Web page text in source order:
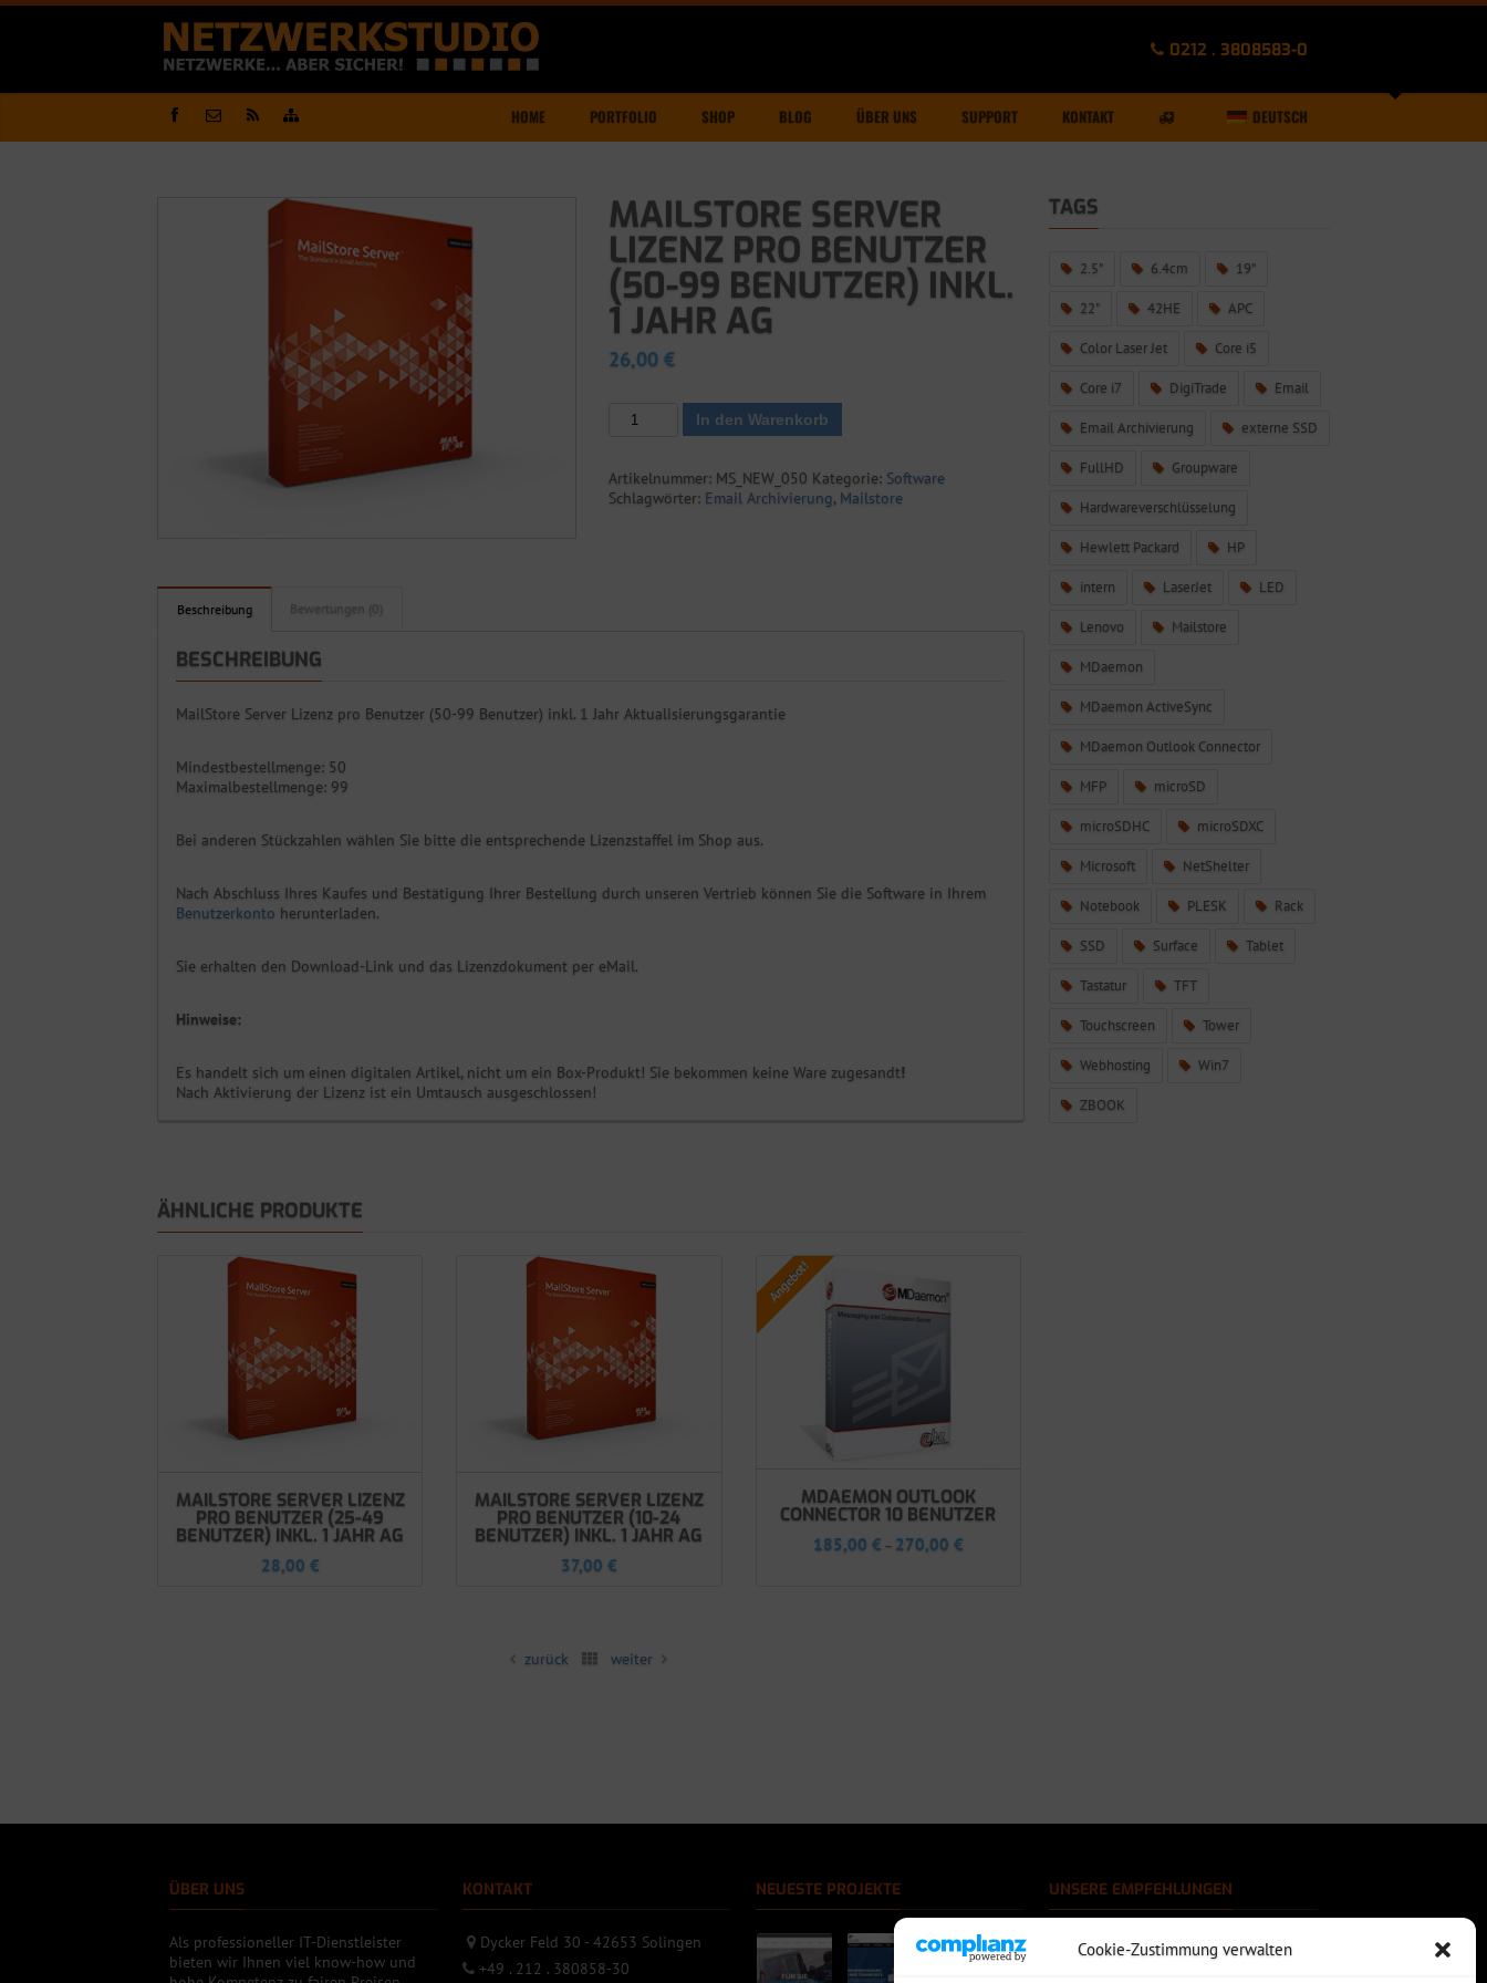
Cookie-Zustimmung verwalten
0212 . 3808583-0
HOME PORTFOLIO SHOP BLOG ÜBER UNS SUPPORT KONTAKT DEUTSCH
MAILSTORE SERVER
LIZENZ PRO BENUTZER
(50-99 BENUTZER) INKL.
1 JAHR AG
26,00 €
MailStore
Server
pro
Benutzer
In den Warenkorb
Artikelnummer: MS_NEW_050 Kategorie: Software
Schlagwörter: Email Archivierung, Mailstore
Beschreibung
BESCHREIBUNG
MailStore Server Lizenz pro Benutzer (50-99 Benutzer) inkl. 1 Jahr Aktualisierungsgarantie
Mindestbestellmenge: 50
Maximalbestellmenge: 99
Bei anderen Stückzahlen wählen Sie bitte die entsprechende Lizenzstaffel im Shop aus.
Nach Abschluss Ihres Kaufes und Bestätigung Ihrer Bestellung durch unseren Vertrieb können Sie die Software in Ihrem
Benutzerkonto herunterladen.
Sie erhalten den Download-Link und das Lizenzdokument per eMail.
Hinweise:
Es handelt sich um einen digitalen Artikel, nicht um ein Box-Produkt! Sie bekommen keine Ware zugesandt!
Nach Aktivierung der Lizenz ist ein Umtausch ausgeschlossen!
ÄHNLICHE PRODUKTE
MAILSTORE SERVER LIZENZ
PRO BENUTZER (25-49
BENUTZER) INKL. 1 JAHR AG
28,00 €
MAILSTORE SERVER LIZENZ
PRO BENUTZER (10-24
BENUTZER) INKL. 1 JAHR AG
37,00 €
Angebot!
MDAEMON OUTLOOK
CONNECTOR 10 BENUTZER
185,00 € – 270,00 €
zurück weiter
TAGS
2.5" 6.4cm 19"
22" 42HE APC
Color Laser Jet Core i5
Core i7 DigiTrade Email
Email Archivierung externe SSD
FullHD Groupware
Hardwareverschlüsselung
Hewlett Packard HP
intern LaserJet LED
Lenovo Mailstore
MDaemon
MDaemon ActiveSync
MDaemon Outlook Connector
MFP microSD
microSDHC microSDXC
Microsoft NetShelter
Notebook PLESK Rack
SSD Surface Tablet
Tastatur TFT
Touchscreen Tower
Webhosting Win7
ZBOOK
ÜBER UNS
Als professioneller IT-Dienstleister
bieten wir Ihnen viel know-how und
KONTAKT
Dycker Feld 30 - 42653 Solingen
+49 . 212 . 380858-30
NEUESTE PROJEKTE UNSERE EMPFEHLUNGEN
Rechtssichere Email-Archivierung
MDaemon Mail- & Groupwareserver